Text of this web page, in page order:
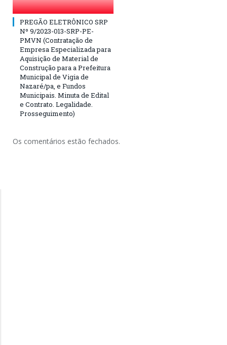
PREGÃO ELETRÔNICO SRP
Nº 9/2023-013-SRP-PE-
PMVN (Contratação de
Empresa Especializada para
Aquisição de Material de
Construção para a Prefeitura
Municipal de Vigia de
Nazaré/pa, e Fundos
Municipais. Minuta de Edital
e Contrato. Legalidade.
Prosseguimento)
Os comentários estão fechados.